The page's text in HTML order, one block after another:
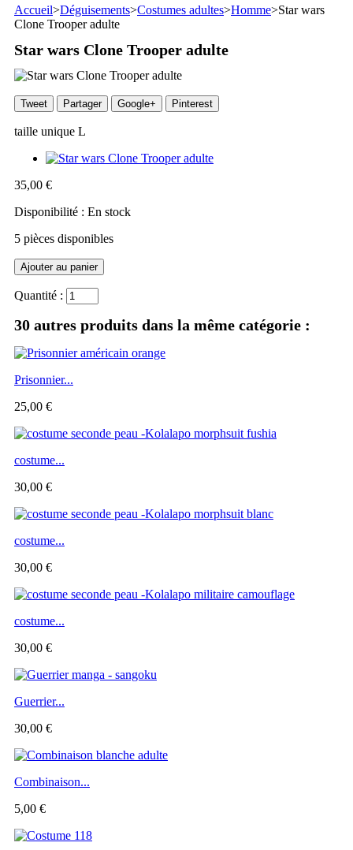
Accueil>Déguisements>Costumes adultes>Homme>Star wars
Clone Trooper adulte
Star wars Clone Trooper adulte
Tweet Partager Google+ Pinterest
taille unique L
35,00 €
Disponibilité : En stock
5 pièces disponibles
Quantité :
30 autres produits dans la même catégorie :
Prisonnier...
25,00 €
costume...
30,00 €
costume...
30,00 €
costume...
30,00 €
Guerrier...
30,00 €
Combinaison...
5,00 €